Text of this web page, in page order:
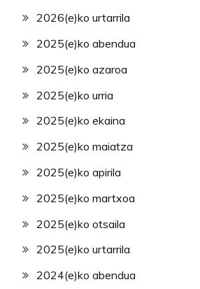
2026(e)ko urtarrila
2025(e)ko abendua
2025(e)ko azaroa
2025(e)ko urria
2025(e)ko ekaina
2025(e)ko maiatza
2025(e)ko apirila
2025(e)ko martxoa
2025(e)ko otsaila
2025(e)ko urtarrila
2024(e)ko abendua